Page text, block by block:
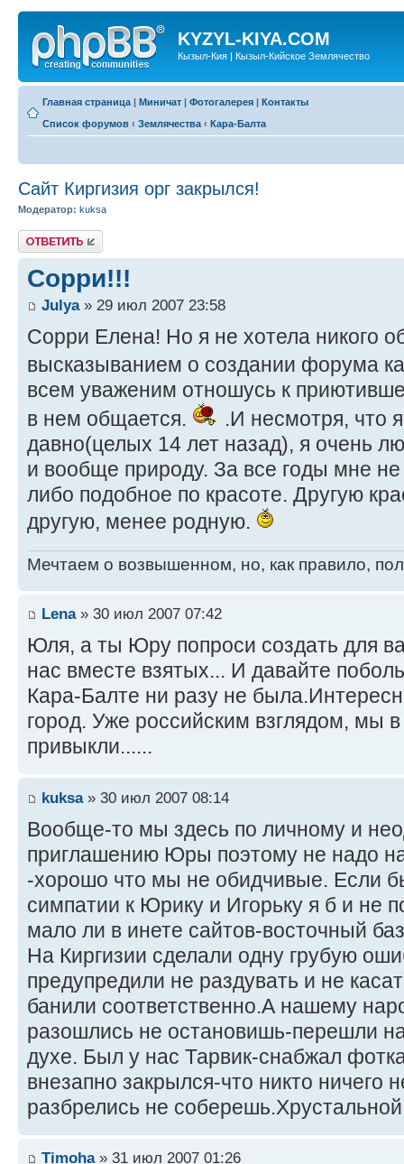
KYZYL-KIYA.COM
Кызыл-Кия | Кызыл-Кийское Землячество
Главная страница | Миничат | Фотогалерея | Контакты
Список форумов ‹ Землячества ‹ Кара-Балта
Сайт Киргизия орг закрылся!
Модератор: kuksa
Ответить
Сорри!!!
Julya» 29 июл 2007 23:58
Сорри Елена! Но я не хотела никого
высказыванием о создании форума
всем уваженим отношусь к
в нем общается.
.И несмотря, что
давно(целых 14 лет назад), я очень
и вообще природу. За все годы мне
либо подобное по красоте. Другую
другую, менее родную.
Мечтаем о возвышенном, но, как правило,
Lena» 30 июл 2007 07:42
Юля, а ты Юру попроси создать для
нас вместе взятых... И давайте
Кара-Балте ни разу не
город. Уже российским взглядом, мы
привыкли......
kuksa» 30 июл 2007 08:14
Вообще-то мы здесь по личному и
приглашению Юры поэтому не надо
-хорошо что мы не обидчивые. Если
симпатии к Юрику и Игорьку я б и не
мало ли в инете сайтов-восточный
На Киргизии сделали одну грубую
предупредили не раздувать и не
банили соответственно.А нашему
разошлись не остановишь-перешли
духе. Был у нас Тарвик-снабжал
внезапно закрылся-что никто ничего
разбрелись не
Timoha» 31 июл 2007 01:26